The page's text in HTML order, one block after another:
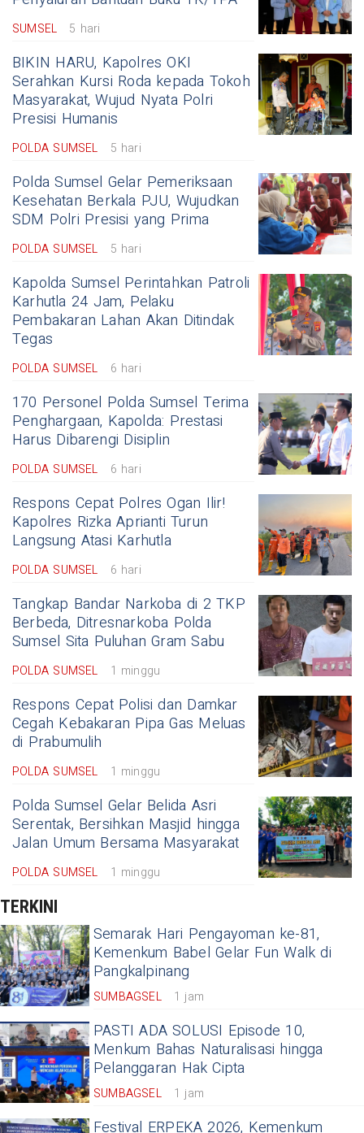
SUMSEL 5 hari
BIKIN HARU, Kapolres OKI
Serahkan Kursi Roda kepada Tokoh
Masyarakat, Wujud Nyata Polri
Presisi Humanis
POLDA SUMSEL 5 hari
Polda Sumsel Gelar Pemeriksaan
Kesehatan Berkala PJU, Wujudkan
SDM Polri Presisi yang Prima
POLDA SUMSEL 5 hari
Kapolda Sumsel Perintahkan Patroli
Karhutla 24 Jam, Pelaku
Pembakaran Lahan Akan Ditindak
Tegas
POLDA SUMSEL 6 hari
170 Personel Polda Sumsel Terima
Penghargaan, Kapolda: Prestasi
Harus Dibarengi Disiplin
POLDA SUMSEL 6 hari
Respons Cepat Polres Ogan Ilir!
Kapolres Rizka Aprianti Turun
Langsung Atasi Karhutla
POLDA SUMSEL 6 hari
Tangkap Bandar Narkoba di 2 TKP
Berbeda, Ditresnarkoba Polda
Sumsel Sita Puluhan Gram Sabu
POLDA SUMSEL 1 minggu
Respons Cepat Polisi dan Damkar
Cegah Kebakaran Pipa Gas Meluas
di Prabumulih
POLDA SUMSEL 1 minggu
Polda Sumsel Gelar Belida Asri
Serentak, Bersihkan Masjid hingga
Jalan Umum Bersama Masyarakat
POLDA SUMSEL 1 minggu
TERKINI
Semarak Hari Pengayoman ke-81,
Kemenkum Babel Gelar Fun Walk di
Pangkalpinang
SUMBAGSEL 1 jam
PASTI ADA SOLUSI Episode 10,
Menkum Bahas Naturalisasi hingga
Pelanggaran Hak Cipta
SUMBAGSEL 1 jam
Festival ERPEKA 2026, Kemenkum